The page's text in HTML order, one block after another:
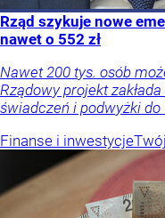
Rząd szykuje nowe
nawet o 552 zł
Nawet 200 tys. osób
Rządowy projekt
świadczeń i podwyżki do
Finanse i inwestycje